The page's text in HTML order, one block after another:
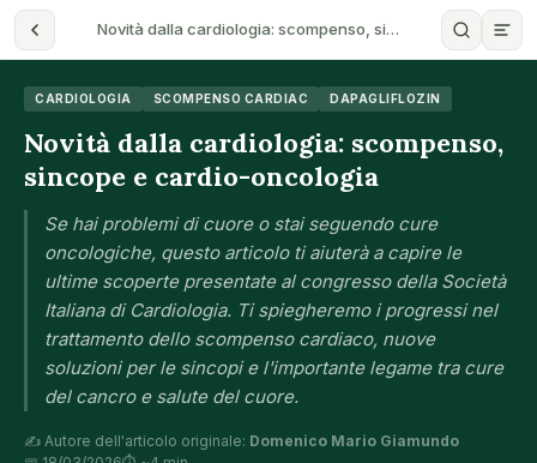
Novità dalla cardiologia: scompenso, si…
CARDIOLOGIA SCOMPENSO CARDIAC DAPAGLIFLOZIN
Novità dalla cardiologia: scompenso,
sincope e cardio-oncologia
Se hai problemi di cuore o stai seguendo cure
oncologiche, questo articolo ti aiuterà a capire le
ultime scoperte presentate al congresso della Società
Italiana di Cardiologia. Ti spiegheremo i progressi nel
trattamento dello scompenso cardiaco, nuove
soluzioni per le sincopi e l'importante legame tra cure
del cancro e salute del cuore.
✍️ Autore dell'articolo originale: Domenico Mario Giamundo